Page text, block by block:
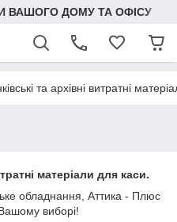
ВАШОГО ДОМУ ТА ОФІСУ
та архівні витратні
матеріали для каси.
обладнання, Аттика - Плюс
виборі!